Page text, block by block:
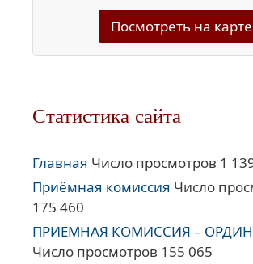
Посмотреть на карте
Статистика сайта
Главная Число просмотров 1
Приёмная комиссия Число
175 460
ПРИЕМНАЯ КОМИССИЯ –
Число просмотров 155 065